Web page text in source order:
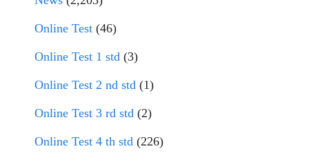
Online Test (46)
Online Test 1 std (3)
Online Test 2 nd std (1)
Online Test 3 rd std (2)
Online Test 4 th std (226)